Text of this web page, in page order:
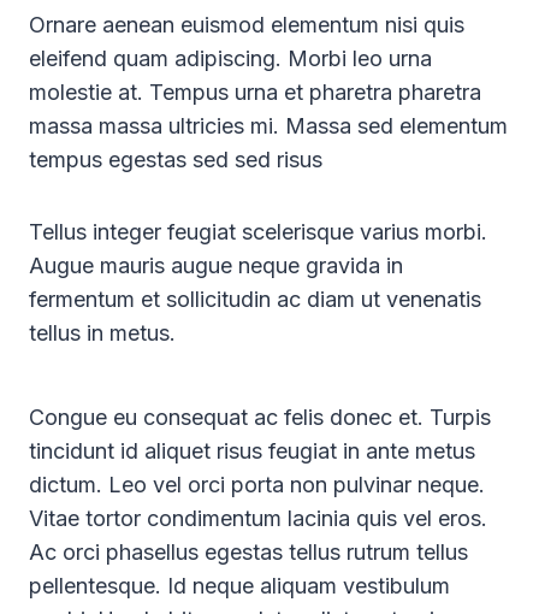
Ornare aenean euismod elementum nisi quis
eleifend quam adipiscing. Morbi leo urna
molestie at. Tempus urna et pharetra pharetra
massa massa ultricies mi. Massa sed elementum
tempus egestas sed sed risus
Tellus integer feugiat scelerisque varius morbi.
Augue mauris augue neque gravida in
fermentum et sollicitudin ac diam ut venenatis
tellus in metus.
Congue eu consequat ac felis donec et. Turpis
tincidunt id aliquet risus feugiat in ante metus
dictum. Leo vel orci porta non pulvinar neque.
Vitae tortor condimentum lacinia quis vel eros.
Ac orci phasellus egestas tellus rutrum tellus
pellentesque. Id neque aliquam vestibulum